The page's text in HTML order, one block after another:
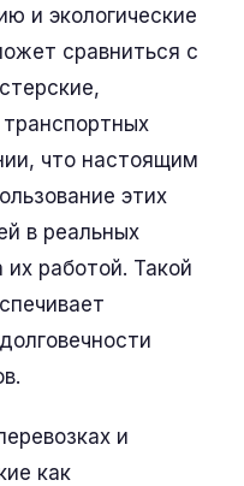
и экологические
сравниться с
что настоящим
этих
в реальных
работой. Такой
и
как